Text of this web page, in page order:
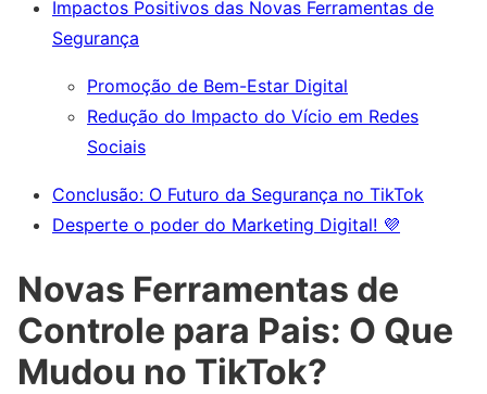
Impactos Positivos das Novas Ferramentas de
Segurança
Promoção de Bem-Estar Digital
Redução do Impacto do Vício em Redes
Sociais
Conclusão: O Futuro da Segurança no TikTok
Desperte o poder do Marketing Digital! 💜
Novas Ferramentas de
Controle para Pais: O Que
Mudou no TikTok?